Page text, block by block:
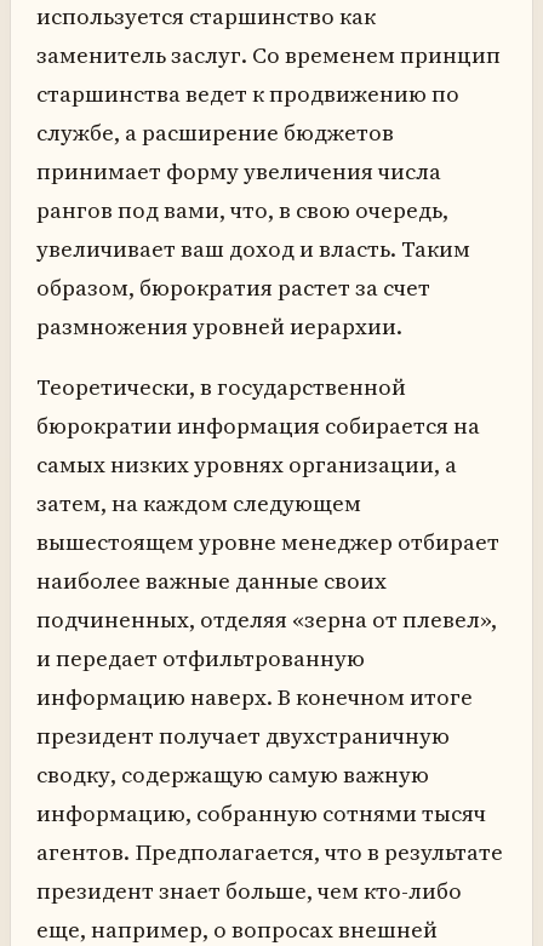
используется старшинство как
заменитель заслуг. Со временем принцип
старшинства ведет к продвижению по
службе, а расширение бюджетов
принимает форму увеличения числа
рангов под вами, что, в свою очередь,
увеличивает ваш доход и власть. Таким
образом, бюрократия растет за счет
размножения уровней иерархии.
Теоретически, в государственной
бюрократии информация собирается на
самых низких уровнях организации, а
затем, на каждом следующем
вышестоящем уровне менеджер отбирает
наиболее важные данные своих
подчиненных, отделяя «зерна от плевел»,
и передает отфильтрованную
информацию наверх. В конечном итоге
президент получает двухстраничную
сводку, содержащую самую важную
информацию, собранную сотнями тысяч
агентов. Предполагается, что в результате
президент знает больше, чем кто-либо
еще, например, о вопросах внешней